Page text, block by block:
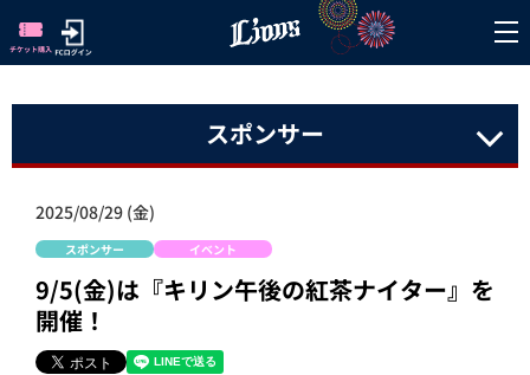
スポンサー
2025/08/29 (金)
スポンサー イベント
9/5(金)は『キリン午後の紅茶ナイター』を
開催！